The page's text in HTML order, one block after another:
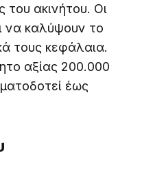
του ακινήτου. Οι
να καλύψουν το
τους κεφάλαια.
αξίας 200.000
έως